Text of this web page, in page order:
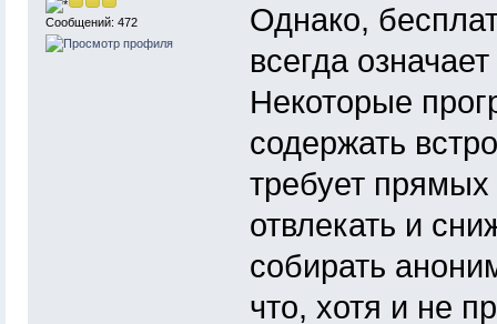
Сообщений: 472
Однако,
всегда
Некоторые
содержать
требует
отвлекать и
собирать
что, хотя и не